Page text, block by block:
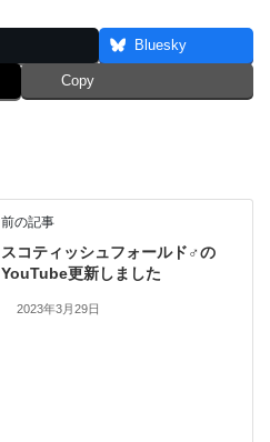
Bluesky
Copy
前の記事
スコティッシュフォールド♂の
YouTube更新しました
2023年3月29日